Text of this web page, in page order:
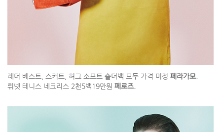
레더 베스트, 스커트, 허그 소프트 숄더백 모두 가격 미정 페라가모.
뤼넷 테니스 네크리스 2천5백19만원 페로즈.